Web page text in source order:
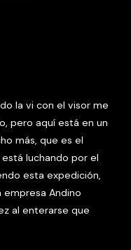
la vi con el visor me
pero aquí está en un
más, que es el
luchando por el
esta expedición,
empresa Andino
al enterarse que